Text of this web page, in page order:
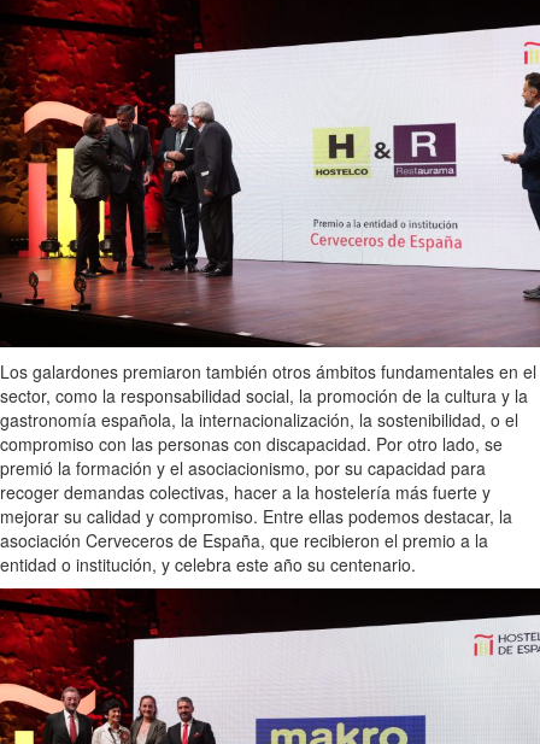
Los galardones premiaron también otros ámbitos fundamentales en el
sector, como la responsabilidad social, la promoción de la cultura y la
gastronomía española, la internacionalización, la sostenibilidad, o el
compromiso con las personas con discapacidad. Por otro lado, se
premió la formación y el asociacionismo, por su capacidad para
recoger demandas colectivas, hacer a la hostelería más fuerte y
mejorar su calidad y compromiso. Entre ellas podemos destacar, la
asociación Cerveceros de España, que recibieron el premio a la
entidad o institución, y celebra este año su centenario.